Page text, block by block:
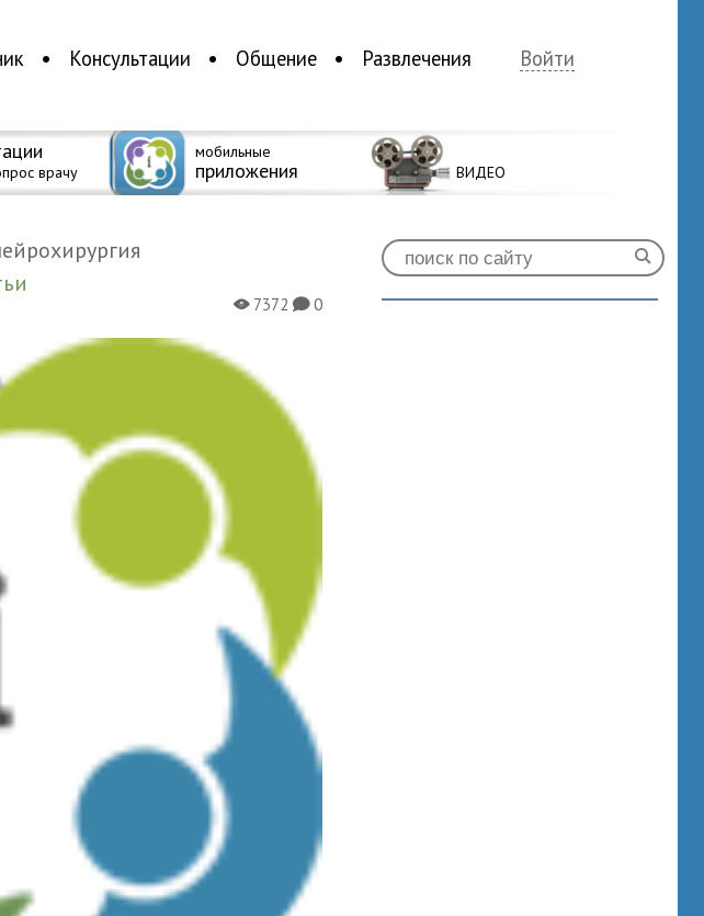
Консультации Общение Развлечения Войти
врачу
мобильные
приложения ВИДЕО
X7372K0